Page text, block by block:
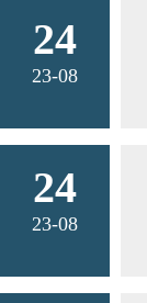
24
23-08
24
23-08